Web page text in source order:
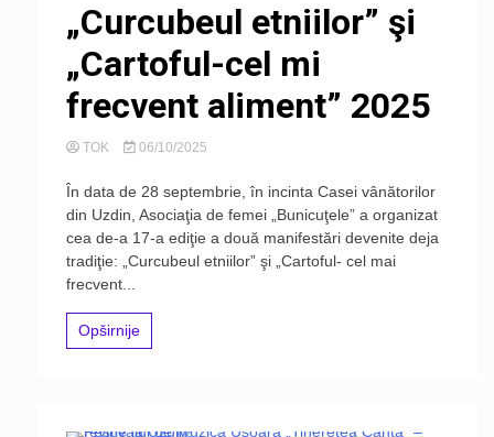
„Curcubeul etniilor” şi
„Cartoful-cel mi
frecvent aliment” 2025
TOK 06/10/2025
În data de 28 septembrie, în incinta Casei vânătorilor
din Uzdin, Asociaţia de femei „Bunicuţele” a organizat
cea de-a 17-a ediţie a două manifestări devenite deja
tradiţie: „Curcubeul etniilor” şi „Cartoful- cel mai
frecvent...
Opširnije